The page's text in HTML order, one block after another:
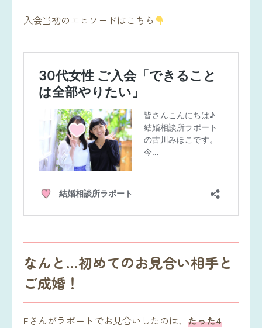
入会当初のエピソードはこちら
なんと…初めてのお見合い相手と
ご成婚！
Eさんがラポートでお見合いしたのは、 たった4